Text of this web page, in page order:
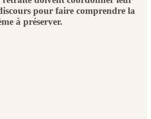
pour faire comprendre la
à préserver.